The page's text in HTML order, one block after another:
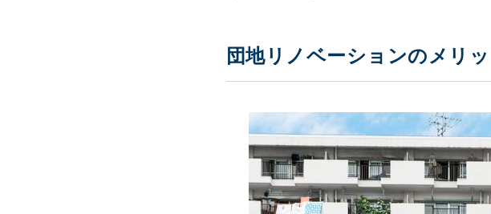
団地リノベーションのメリッ